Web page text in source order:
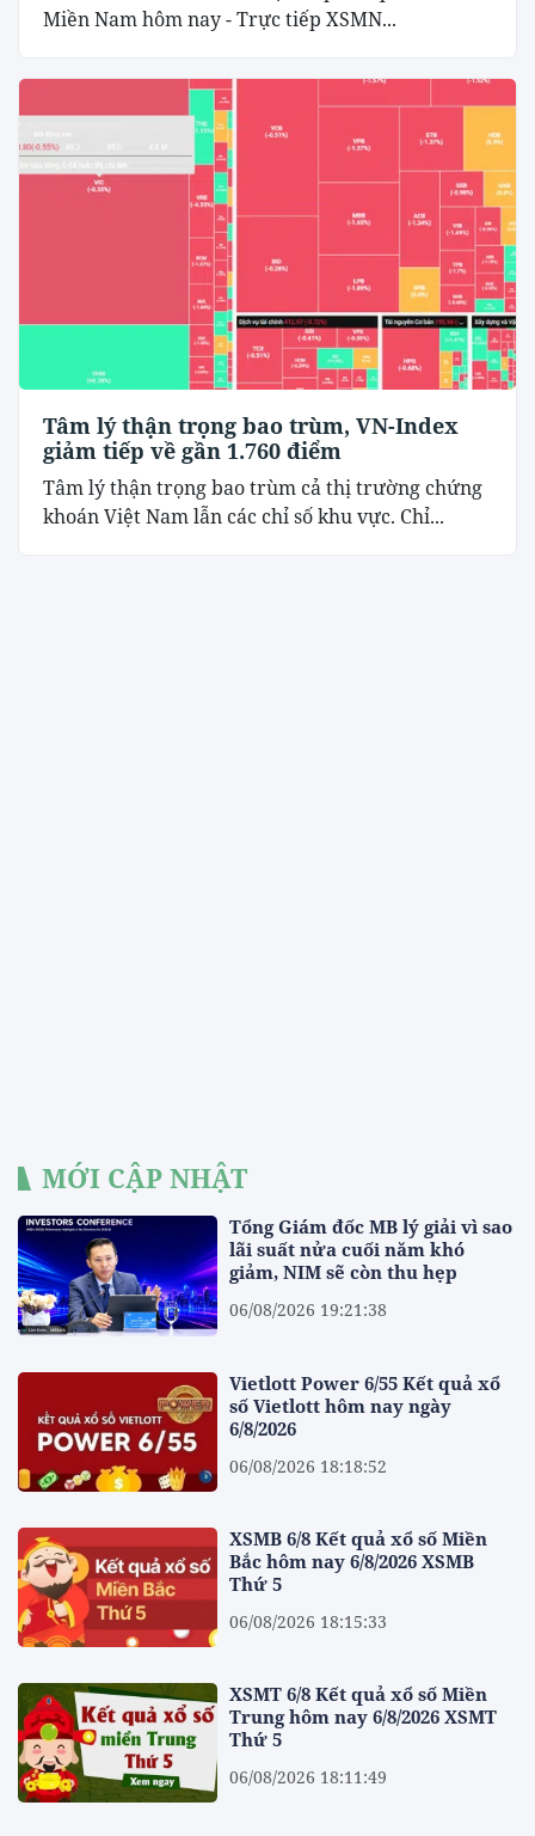
Miền Nam hôm nay - Trực tiếp XSMN...
Tâm lý thận trọng bao trùm, VN-Index
giảm tiếp về gần 1.760 điểm
Tâm lý thận trọng bao trùm cả thị trường chứng
khoán Việt Nam lẫn các chỉ số khu vực. Chỉ...
MỚI CẬP NHẬT
Tổng Giám đốc MB lý giải vì sao
lãi suất nửa cuối năm khó
giảm, NIM sẽ còn thu hẹp
06/08/2026 19:21:38
Vietlott Power 6/55 Kết quả xổ
số Vietlott hôm nay ngày
6/8/2026
06/08/2026 18:18:52
XSMB 6/8 Kết quả xổ số Miền
Bắc hôm nay 6/8/2026 XSMB
Thứ 5
06/08/2026 18:15:33
XSMT 6/8 Kết quả xổ số Miền
Trung hôm nay 6/8/2026 XSMT
Thứ 5
06/08/2026 18:11:49